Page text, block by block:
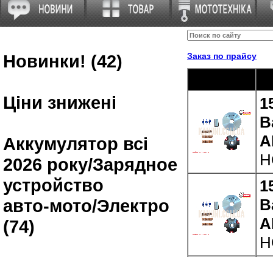
Новинки! (42)
Ціни знижені
Аккумулятор всі
2026 року/Зарядное
устройство
авто-мото/Электро
(74)
Заказ по прайсу